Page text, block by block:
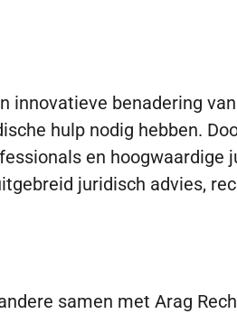
innovatieve benadering
hulp nodig hebben.
en
juridisch advies,
samen met Arag